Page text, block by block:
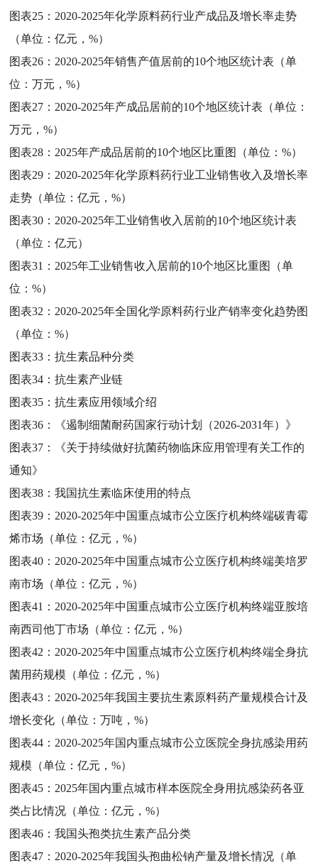
图表25： 2020-2025年化学原料药行业产成品及增长率走势
（单位：亿元，%）
图表26： 2020-2025年销售产值居前的10个地区统计表（单
位：万元，%）
图表27： 2020-2025年产成品居前的10个地区统计表（单位：
万元，%）
图表28： 2025年产成品居前的10个地区比重图（单位：%）
图表29： 2020-2025年化学原料药行业工业销售收入及增长率
走势（单位：亿元，%）
图表30： 2020-2025年工业销售收入居前的10个地区统计表
（单位：亿元）
图表31： 2025年工业销售收入居前的10个地区比重图（单
位：%）
图表32： 2020-2025年全国化学原料药行业产销率变化趋势图
（单位：%）
图表33：抗生素品种分类
图表34：抗生素产业链
图表35：抗生素应用领域介绍
图表36：
《遏制细菌耐药国家行动计划（2026-2031年）》
图表37：
《关于持续做好抗菌药物临床应用管理有关工作的
通知》
图表38：我国抗生素临床使用的特点
图表39： 2020-2025年中国重点城市公立医疗机构终端碳青霉
烯市场（单位：亿元，%）
图表40： 2020-2025年中国重点城市公立医疗机构终端美培罗
南市场（单位：亿元，%）
图表41： 2020-2025年中国重点城市公立医疗机构终端亚胺培
南西司他丁市场（单位：亿元，%）
图表42： 2020-2025年中国重点城市公立医疗机构终端全身抗
菌用药规模（单位：亿元，%）
图表43： 2020-2025年我国主要抗生素原料药产量规模合计及
增长变化（单位：万吨，%）
图表44： 2020-2025年国内重点城市公立医院全身抗感染用药
规模（单位：亿元，%）
图表45： 2025年国内重点城市样本医院全身用抗感染药各亚
类占比情况（单位：亿元，%）
图表46：我国头孢类抗生素产品分类
图表47： 2020-2025年我国头孢曲松钠产量及增长情况（单